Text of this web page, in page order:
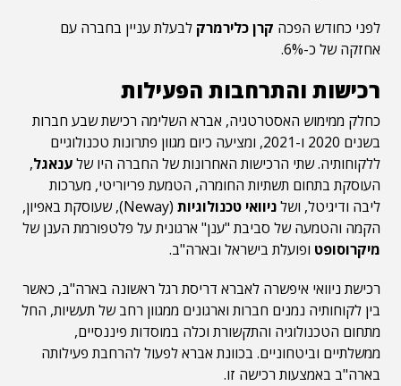
לפני כחודש הפכה קרן כלירמרק לבעלת עניין בחברה עם
אחזקה של כ-6%.
רכישות והתרחבות הפעילות
כחלק ממימוש האסטרטגיה, אברא השלימה רכישת שבע חברות
בשנים 2020 ו-2021, ומציעה כיום מגוון פתרונות טכנולוגיים
ללקוחותיה. שתי הרכישות האחרונות של החברה היו שלענאגל,
העוסקת בתחום תשתיות החומרה, הטמעת פריוריטי, מערכות
ליבה ודיגיטל, ושלניוואי טכנולוגיות
(Neway), שעוסקת באפיון,
הקמה והטמעה של סביבת "ענן" ארגונית על פלטפורמת הענן של
מיקרוסופט ופועלת בישראל ובארה"ב.
רכישת ניוואי איפשרה לאברא דריסת רגל ראשונה בארה"ב, כאשר
בין לקוחותיה נמנים חברות וארגונים ממגוון רחב של תעשיות, החל
מתחום הטכנולוגיה והתקשורת וכלה במוסדות פיננסיים,
ממשלתיים וביטחוניים. בכוונת אברא לפעול להרחבת פעילותה
בארה"ב באמצעות רכישה זו.